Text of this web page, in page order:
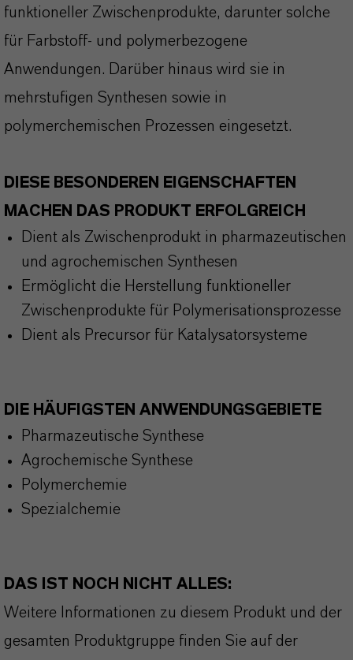
funktioneller Zwischenprodukte, darunter solche
für Farbstoff- und polymerbezogene
Anwendungen. Darüber hinaus wird sie in
mehrstufigen Synthesen sowie in
polymerchemischen Prozessen eingesetzt.
DIESE BESONDEREN EIGENSCHAFTEN
MACHEN DAS PRODUKT ERFOLGREICH
Dient als Zwischenprodukt in pharmazeutischen
und agrochemischen Synthesen
Ermöglicht die Herstellung funktioneller
Zwischenprodukte für Polymerisationsprozesse
Dient als Precursor für Katalysatorsysteme
DIE HÄUFIGSTEN ANWENDUNGSGEBIETE
Pharmazeutische Synthese
Agrochemische Synthese
Polymerchemie
Spezialchemie
DAS IST NOCH NICHT ALLES:
Weitere Informationen zu diesem Produkt und der
gesamten Produktgruppe finden Sie auf der